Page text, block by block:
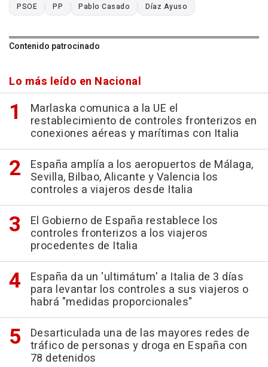
PSOE PP Pablo Casado Díaz Ayuso
Contenido patrocinado
Lo más leído en Nacional
Marlaska comunica a la UE el
restablecimiento de controles fronterizos en
conexiones aéreas y marítimas con Italia
España amplía a los aeropuertos de Málaga,
Sevilla, Bilbao, Alicante y Valencia los
controles a viajeros desde Italia
El Gobierno de España restablece los
controles fronterizos a los viajeros
procedentes de Italia
España da un 'ultimátum' a Italia de 3 días
para levantar los controles a sus viajeros o
habrá "medidas proporcionales"
Desarticulada una de las mayores redes de
tráfico de personas y droga en España con
78 detenidos